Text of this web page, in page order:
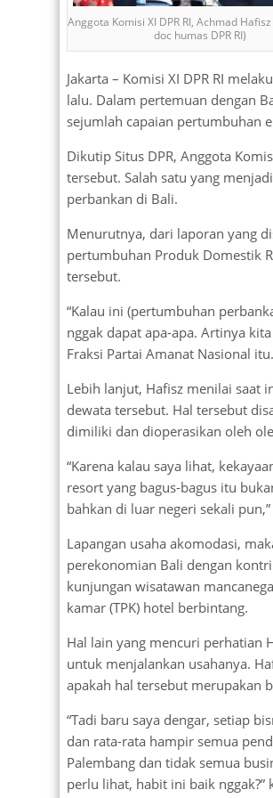
Anggota Komisi XI DPR RI, Achmad
doc humas DPR RI)
Jakarta – Komisi XI DPR RI
lalu. Dalam pertemuan dengan
sejumlah capaian pertumbuhan
Dikutip Situs DPR, Anggota
tersebut. Salah satu yang
perbankan di Bali.
Menurutnya, dari laporan yang
pertumbuhan Produk Domestik
tersebut.
“Kalau ini (pertumbuhan
nggak dapat apa-apa. Artinya
Fraksi Partai Amanat Nasional itu.
Lebih lanjut, Hafisz menilai saat
dewata tersebut. Hal tersebut
dimiliki dan dioperasikan oleh
“Karena kalau saya lihat,
resort yang bagus-bagus itu
bahkan di luar negeri sekali
Lapangan usaha akomodasi,
perekonomian Bali dengan
kunjungan wisatawan
kamar (TPK) hotel berbintang.
Hal lain yang mencuri perhatian
untuk menjalankan usahanya.
apakah hal tersebut merupakan
“Tadi baru saya dengar, setiap
dan rata-rata hampir semua
Palembang dan tidak semua
perlu lihat, habit ini baik nggak?”